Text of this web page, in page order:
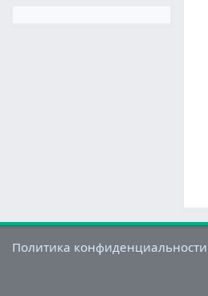
Политика конфиденциальности